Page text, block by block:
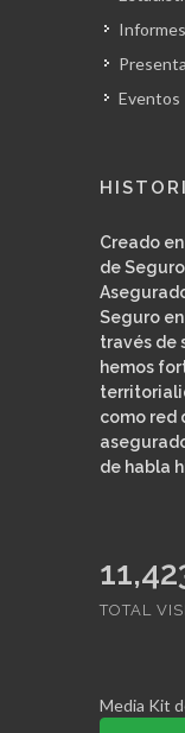
Informes
Eventos
Creado
de
Seguro
través de
hemos
como red
de habla
TOTAL
Media Kit